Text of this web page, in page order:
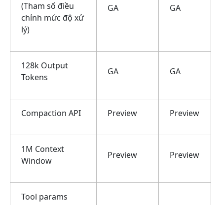
(Tham số điều
chỉnh mức độ xử
lý)
GA GA
128k Output
Tokens
GA GA
Compaction API Preview Preview
1M Context
Window
Preview Preview
Tool params